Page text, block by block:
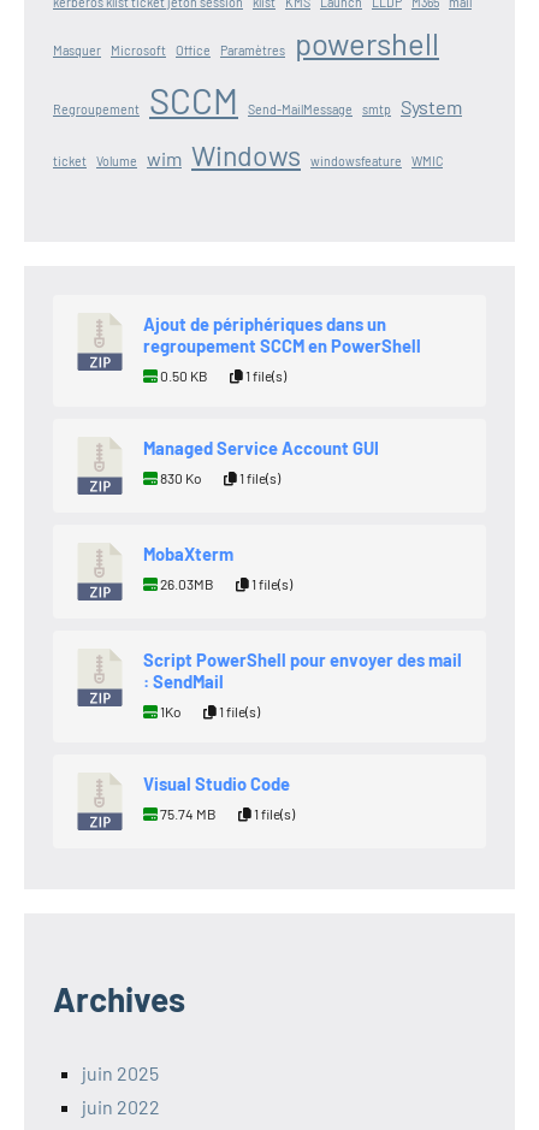
Masquer Microsoft Office Paramètres powershell
Regroupement SCCM Send-MailMessage smtp System
ticket Volume wim Windows windowsfeature WMIC
Ajout de périphériques dans un
regroupement SCCM en PowerShell
0.50 KB 1 file(s)
Managed Service Account GUI
830 Ko 1 file(s)
MobaXterm
26.03MB 1 file(s)
Script PowerShell pour envoyer des mail
: SendMail
1Ko 1 file(s)
Visual Studio Code
75.74 MB 1 file(s)
Archives
juin 2025
juin 2022